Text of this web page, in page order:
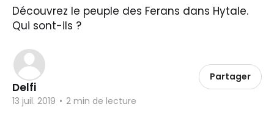
Découvrez le peuple des Ferans dans Hytale.
Qui sont-ils ?
Delfi
13 juil. 2019 • 2 min de lecture
Partager